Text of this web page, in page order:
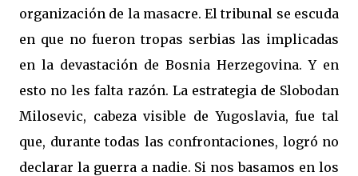
organización de la masacre. El tribunal se escuda
en que no fueron tropas serbias las implicadas
en la devastación de Bosnia Herzegovina. Y en
esto no les falta razón. La estrategia de Slobodan
Milosevic, cabeza visible de Yugoslavia, fue tal
que, durante todas las confrontaciones, logró no
declarar la guerra a nadie. Si nos basamos en los